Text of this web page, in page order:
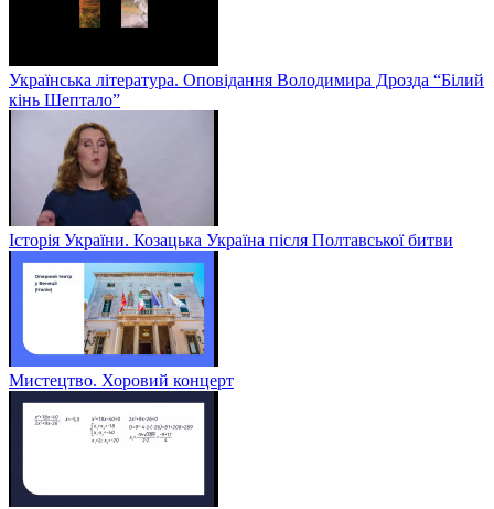
Українська література. Оповідання Володимира Дрозда “Білий
кінь Шептало”
Історія України. Козацька Україна після Полтавської битви
Мистецтво. Хоровий концерт